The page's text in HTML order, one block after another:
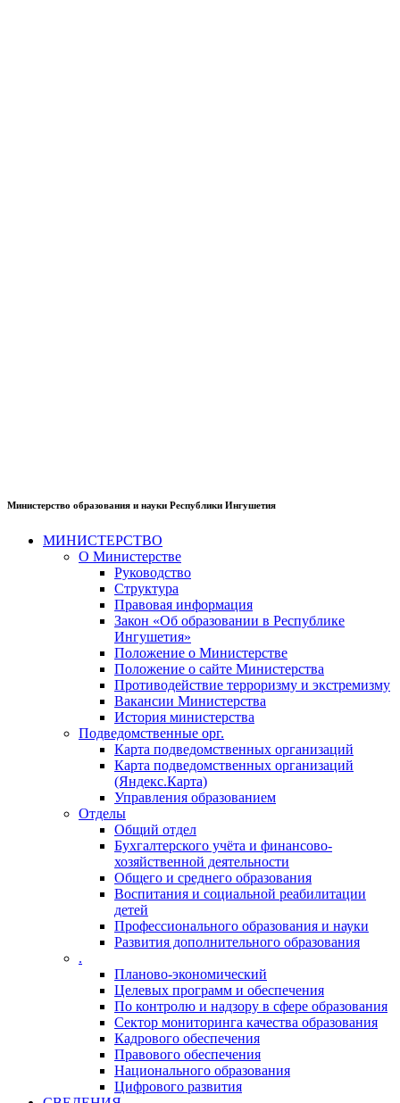
Министерство образования и науки Республики Ингушетия
МИНИСТЕРСТВО
О Министерстве
Руководство
Структура
Правовая информация
Закон «Об образовании в Республике
Ингушетия»
Положение о Министерстве
Положение о сайте Министерства
Противодействие терроризму и экстремизму
Вакансии Министерства
История министерства
Подведомственные орг.
Карта подведомственных организаций
Карта подведомственных организаций
(Яндекс.Карта)
Управления образованием
Отделы
Общий отдел
Бухгалтерского учёта и финансово-
хозяйственной деятельности
Общего и среднего образования
Воспитания и социальной реабилитации
детей
Профессионального образования и науки
Развития дополнительного образования
.
Планово-экономический
Целевых программ и обеспечения
По контролю и надзору в сфере образования
Сектор мониторинга качества образования
Кадрового обеспечения
Правового обеспечения
Национального образования
Цифрового развития